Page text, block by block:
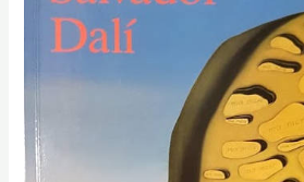
Exzentrik
Genie